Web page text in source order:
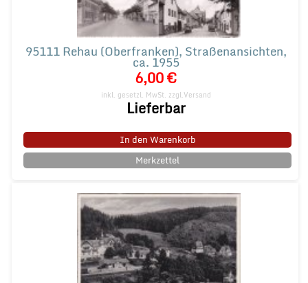
95111 Rehau (Oberfranken), Straßenansichten,
ca. 1955
6,00 €
inkl. gesetzl. MwSt. zzgl.Versand
Lieferbar
In den Warenkorb
Merkzettel